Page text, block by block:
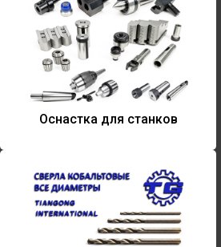
Оснастка для станков